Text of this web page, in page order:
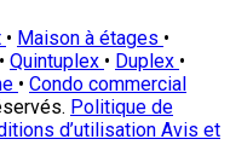
• Maison à étages •
• Quintuplex • Duplex •
• Condo commercial
Politique de
d’utilisation Avis et